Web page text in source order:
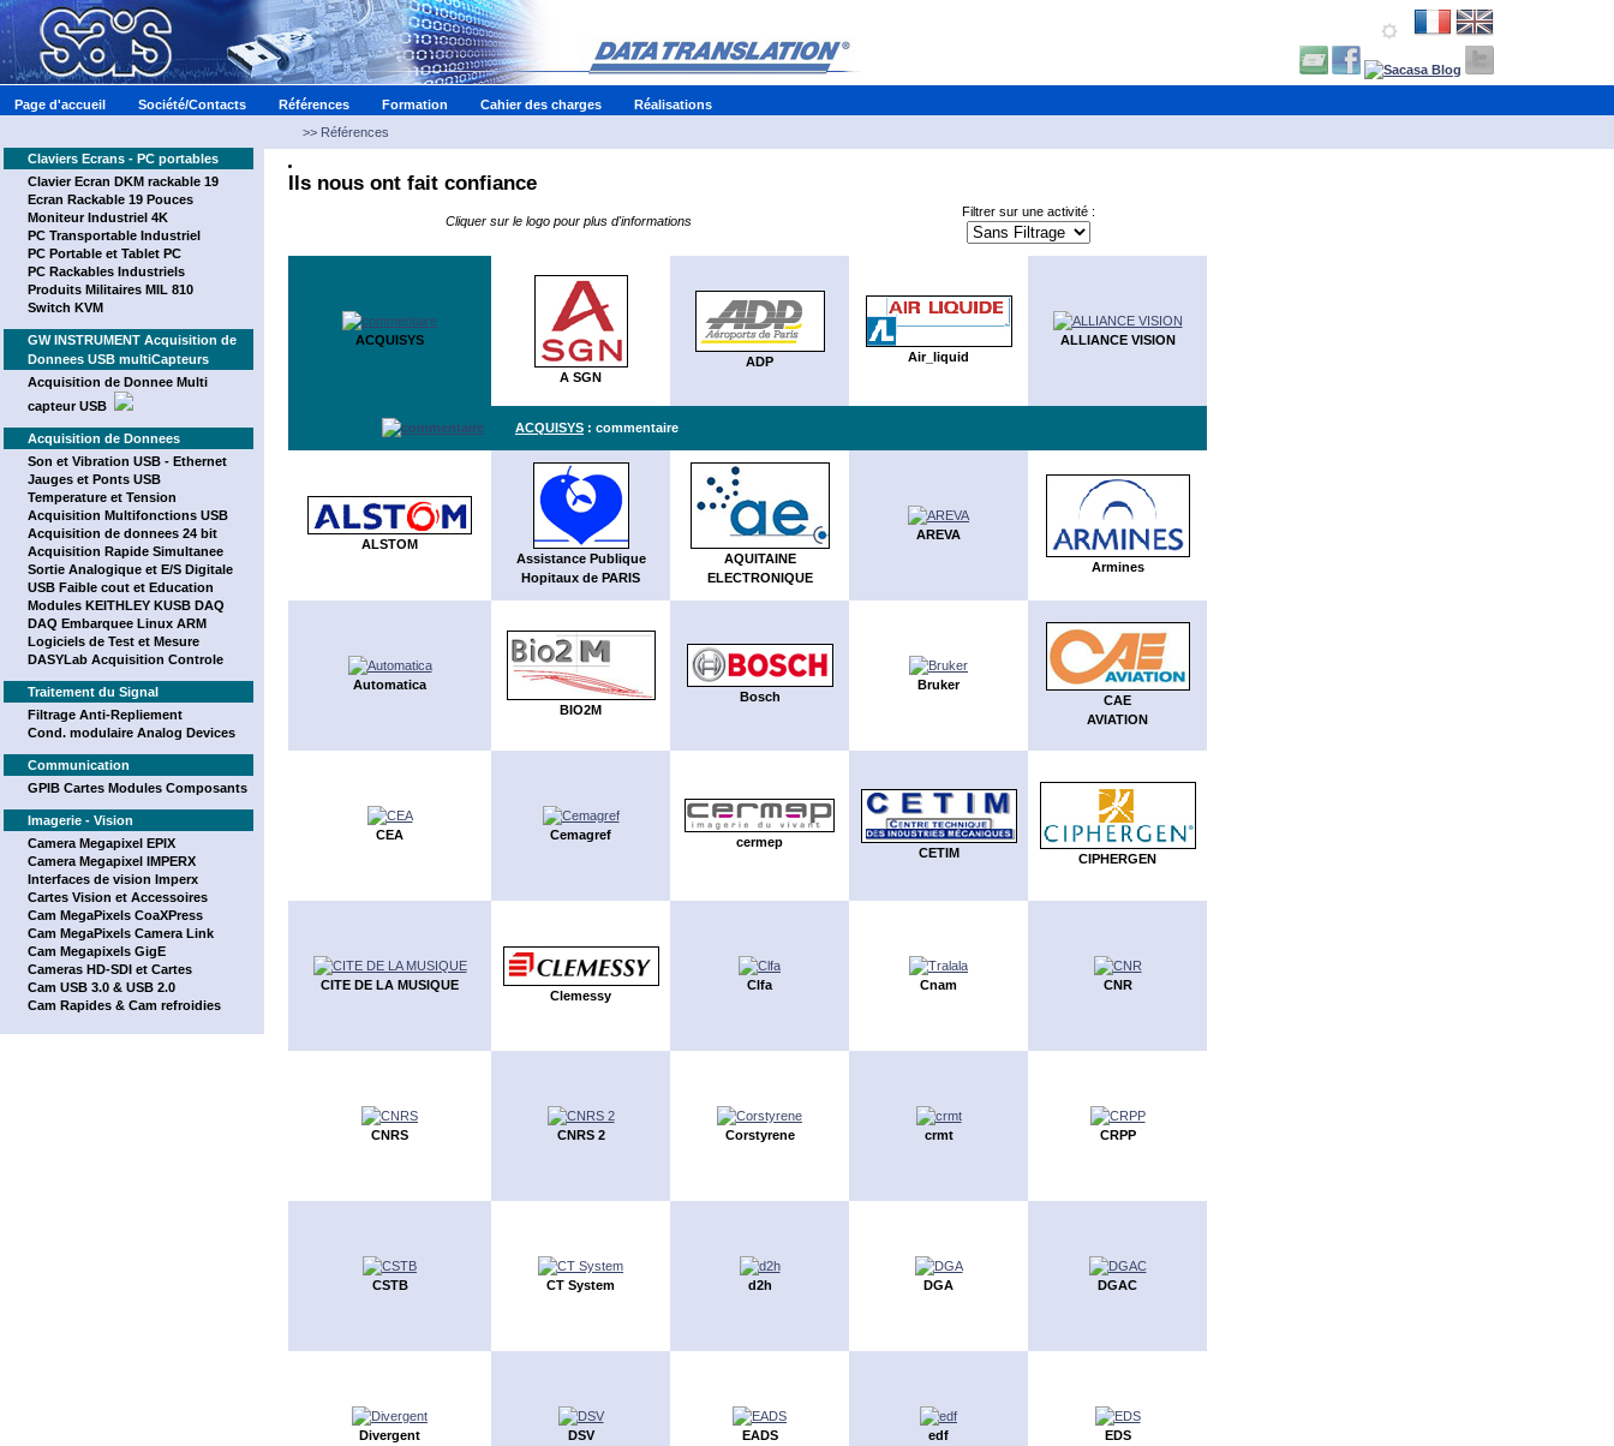
Page d'accueil Société/Contacts Références Formation Cahier des charges
Réalisations
>> Références
Claviers Ecrans - PC portables
Clavier Ecran DKM rackable 19
Ecran Rackable 19 Pouces
Moniteur Industriel 4K
PC Transportable Industriel
PC Portable et Tablet PC
PC Rackables Industriels
Produits Militaires MIL 810
Switch KVM
GW INSTRUMENT Acquisition de
Donnees USB multiCapteurs
Acquisition de Donnee Multi
capteur USB
Acquisition de Donnees
Son et Vibration USB - Ethernet
Jauges et Ponts USB
Temperature et Tension
Acquisition Multifonctions USB
Acquisition de donnees 24 bit
Acquisition Rapide Simultanee
Sortie Analogique et E/S Digitale
USB Faible cout et Education
Modules KEITHLEY KUSB DAQ
DAQ Embarquee Linux ARM
Logiciels de Test et Mesure
DASYLab Acquisition Controle
Traitement du Signal
Filtrage Anti-Repliement
Cond. modulaire Analog Devices
Communication
GPIB Cartes Modules Composants
Imagerie - Vision
Camera Megapixel EPIX
Camera Megapixel IMPERX
Interfaces de vision Imperx
Cartes Vision et Accessoires
Cam MegaPixels CoaXPress
Cam MegaPixels Camera Link
Cam Megapixels GigE
Cameras HD-SDI et Cartes
Cam USB 3.0 & USB 2.0
Cam Rapides & Cam refroidies
Ils nous ont fait confiance
Cliquer sur le logo pour plus d'informations
Filtrer sur une activité :
ACQUISYS
A SGN
ADP Air_liquid
ALLIANCE VISION
ACQUISYS : commentaire
ALSTOM
Assistance Publique
Hopitaux de PARIS
AQUITAINE
ELECTRONIQUE
AREVA
Armines
Automatica
BIO2M
Bosch
Bruker
CAE
AVIATION
CEA Cemagref cermep
CETIM CIPHERGEN
CITE DE LA MUSIQUE
Clemessy
Clfa Cnam CNR
CNRS CNRS 2 Corstyrene crmt CRPP
CSTB CT System d2h DGA DGAC
Divergent DSV EADS edf EDS